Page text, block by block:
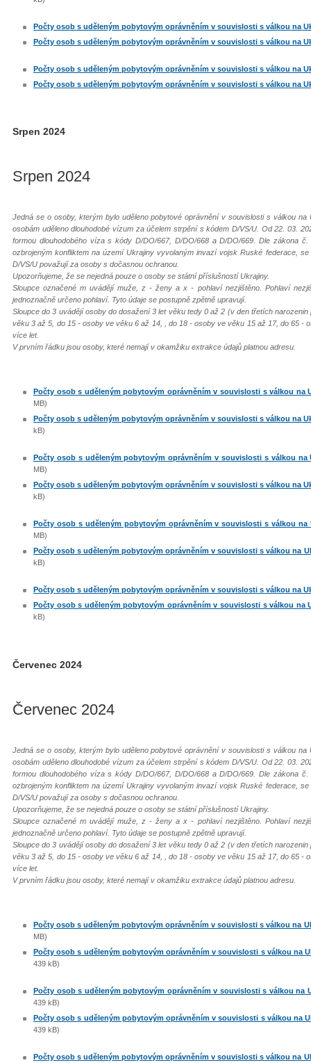
Počty osob s uděleným pobytovým oprávněním v souvislosti s válkou na
Počty osob s uděleným pobytovým oprávněním v souvislosti s válkou na
Počty osob s uděleným pobytovým oprávněním v souvislosti s válkou na
Počty osob s uděleným pobytovým oprávněním v souvislosti s válkou na
Srpen 2024
Srpen 2024
Jedná se o osoby, kterým bylo uděleno pobytové oprávnění v souvislosti s válkou
osobám uděleno dlouhodobé vízum za účelem strpění s kódem D/VS/U. Od 22. 03.
formou dlouhodobého víza s kódy D/DO/667, D/DO/668 a D/DO/669. Dle zákona
ozbrojeným konfliktem na území Ukrajiny vyvolaným invazí vojsk Ruské federace,
D/VS/U považují za osoby s dočasnou ochranou.
Upozorňujeme, že se nejedná pouze o osoby se státní příslušností Ukrajiny.
Sloupce označené m uvádějí muže, z - ženy a x - pohlaví nezjištěno. Pohlaví
jednoznačně určeno pohlaví. Tyto údaje se postupně zpětně upravují.
Sloupce do 3 uvádějí osoby do dosažení 3 let věku tedy 0 až 2 (v den třetích
věku 3 až 5, do 15 - osoby ve věku 6 až 14, , do 18 - osoby ve věku 15 až 17, do 65 -
více let.
V prvním řádku jsou osoby, které nemají v okamžiku extrakce údajů platnou adresu.
Počty osob s uděleným pobytovým oprávněním v souvislosti s válkou na
MB)
Počty osob s uděleným pobytovým oprávněním v souvislosti s válkou na
kB)
Počty osob s uděleným pobytovým oprávněním v souvislosti s válkou na
MB)
Počty osob s uděleným pobytovým oprávněním v souvislosti s válkou na
kB)
Počty osob s uděleným pobytovým oprávněním v souvislosti s válkou na
MB)
Počty osob s uděleným pobytovým oprávněním v souvislosti s válkou na
kB)
Počty osob s uděleným pobytovým oprávněním v souvislosti s válkou na
Počty osob s uděleným pobytovým oprávněním v souvislosti s válkou na
kB)
Červenec 2024
Červenec 2024
Jedná se o osoby, kterým bylo uděleno pobytové oprávnění v souvislosti s válkou
osobám uděleno dlouhodobé vízum za účelem strpění s kódem D/VS/U. Od 22. 03.
formou dlouhodobého víza s kódy D/DO/667, D/DO/668 a D/DO/669. Dle zákona
ozbrojeným konfliktem na území Ukrajiny vyvolaným invazí vojsk Ruské federace,
D/VS/U považují za osoby s dočasnou ochranou.
Upozorňujeme, že se nejedná pouze o osoby se státní příslušností Ukrajiny.
Sloupce označené m uvádějí muže, z - ženy a x - pohlaví nezjištěno. Pohlaví
jednoznačně určeno pohlaví. Tyto údaje se postupně zpětně upravují.
Sloupce do 3 uvádějí osoby do dosažení 3 let věku tedy 0 až 2 (v den třetích
věku 3 až 5, do 15 - osoby ve věku 6 až 14, , do 18 - osoby ve věku 15 až 17, do 65 -
více let.
V prvním řádku jsou osoby, které nemají v okamžiku extrakce údajů platnou adresu.
Počty osob s uděleným pobytovým oprávněním v souvislosti s válkou na
MB)
Počty osob s uděleným pobytovým oprávněním v souvislosti s válkou na
439 kB)
Počty osob s uděleným pobytovým oprávněním v souvislosti s válkou na
439 kB)
Počty osob s uděleným pobytovým oprávněním v souvislosti s válkou na
439 kB)
Počty osob s uděleným pobytovým oprávněním v souvislosti s válkou na